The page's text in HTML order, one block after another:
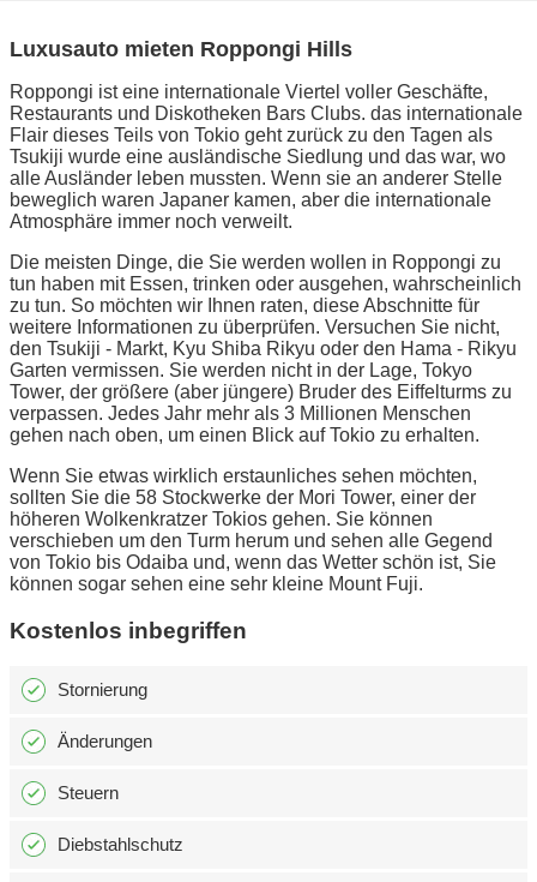
Luxusauto mieten Roppongi Hills
Roppongi ist eine internationale Viertel voller Geschäfte,
Restaurants und Diskotheken Bars Clubs. das internationale
Flair dieses Teils von Tokio geht zurück zu den Tagen als
Tsukiji wurde eine ausländische Siedlung und das war, wo
alle Ausländer leben mussten. Wenn sie an anderer Stelle
beweglich waren Japaner kamen, aber die internationale
Atmosphäre immer noch verweilt.
Die meisten Dinge, die Sie werden wollen in Roppongi zu
tun haben mit Essen, trinken oder ausgehen, wahrscheinlich
zu tun. So möchten wir Ihnen raten, diese Abschnitte für
weitere Informationen zu überprüfen. Versuchen Sie nicht,
den Tsukiji - Markt, Kyu Shiba Rikyu oder den Hama - Rikyu
Garten vermissen. Sie werden nicht in der Lage, Tokyo
Tower, der größere (aber jüngere) Bruder des Eiffelturms zu
verpassen. Jedes Jahr mehr als 3 Millionen Menschen
gehen nach oben, um einen Blick auf Tokio zu erhalten.
Wenn Sie etwas wirklich erstaunliches sehen möchten,
sollten Sie die 58 Stockwerke der Mori Tower, einer der
höheren Wolkenkratzer Tokios gehen. Sie können
verschieben um den Turm herum und sehen alle Gegend
von Tokio bis Odaiba und, wenn das Wetter schön ist, Sie
können sogar sehen eine sehr kleine Mount Fuji.
Kostenlos inbegriffen
Stornierung
Änderungen
Steuern
Diebstahlschutz